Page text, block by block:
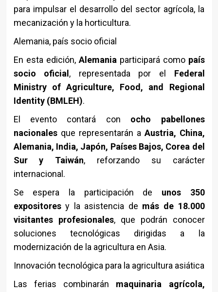
para impulsar el desarrollo del sector agrícola, la
mecanización y la horticultura.
Alemania, país socio oficial
En esta edición,Alemaniaparticipará como país
socio oficial , representada por el Federal
Ministry of Agriculture, Food, and Regional
Identity (BMLEH).
El evento contará con ocho pabellones
nacionalesque representarán aAustria, China,
Alemania, India, Japón, Países Bajos, Corea del
Sur y Taiwán, reforzando su carácter
internacional.
Se espera la participación de unos 350
expositoresy la asistencia de más de 18.000
visitantes profesionales, que podrán conocer
soluciones tecnológicas dirigidas a la
modernización de la agricultura en Asia.
Innovación tecnológica para la agricultura asiática
Las ferias combinarán maquinaria agrícola,